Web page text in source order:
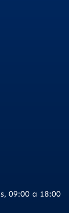
09:00 a 18:00